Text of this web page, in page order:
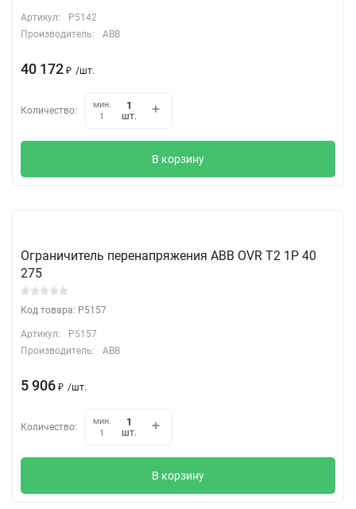
Артикул:
P5142
Производитель:
ABB
40 172 ₽ /шт.
Количество:
мин.
1
шт.
В корзину
Ограничитель перенапряжения ABB OVR T2 1P 40
275
Код товара: P5157
Артикул:
P5157
Производитель:
ABB
5 906 ₽ /шт.
Количество:
мин.
1
шт.
В корзину